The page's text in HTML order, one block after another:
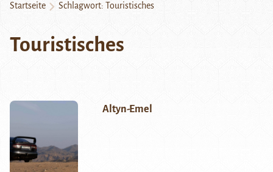
Startseite Schlagwort: Touristisches
Touristisches
Altyn-Emel